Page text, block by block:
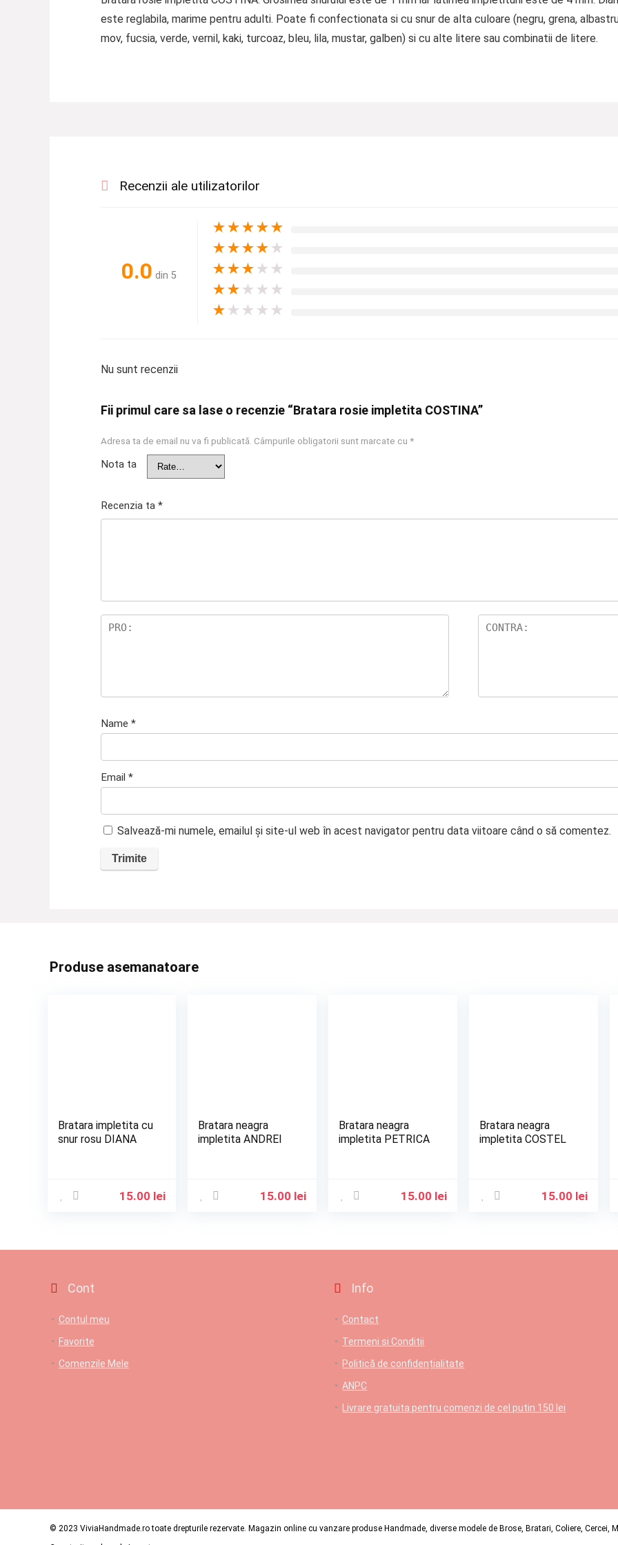
este reglabila, marime pentru adulti. Poate fi confectionata si cu snur de alta culoare (negru, grena,
mov, fucsia, verde, vernil, kaki, turcoaz, bleu, lila, mustar, galben) si cu alte litere sau combinatii de litere.
Recenzii ale utilizatorilor
0.0 din 5
★★★★★
★★★★ ★
★★★ ★ ★
★★ ★ ★ ★
★ ★ ★ ★ ★
Nu sunt recenzii
Fii primul care sa lase o recenzie “Bratara rosie impletita COSTINA”
Adresa ta de email nu va fi publicată. Câmpurile obligatorii sunt marcate cu *
Nota ta
Recenzia ta *
Name *
Email *
Salvează-mi numele, emailul și site-ul web în acest navigator pentru data viitoare când o să comentez.
Produse asemanatoare
Bratara impletita cu
snur rosu DIANA
15.00 lei
Bratara neagra
impletita ANDREI
15.00 lei
Bratara neagra
impletita PETRICA
15.00 lei
Bratara neagra
impletita COSTEL
15.00 lei
Cont
Contul meu
Favorite
Comenzile Mele
Info
Contact
Termeni si Conditii
Politică de confidențialitate
ANPC
Livrare gratuita pentru comenzi de cel putin 150 lei
© 2023 ViviaHandmade.ro toate drepturile rezervate. Magazin online cu vanzare produse Handmade, diverse modele de Brose, Bratari, Coliere, Cercei,